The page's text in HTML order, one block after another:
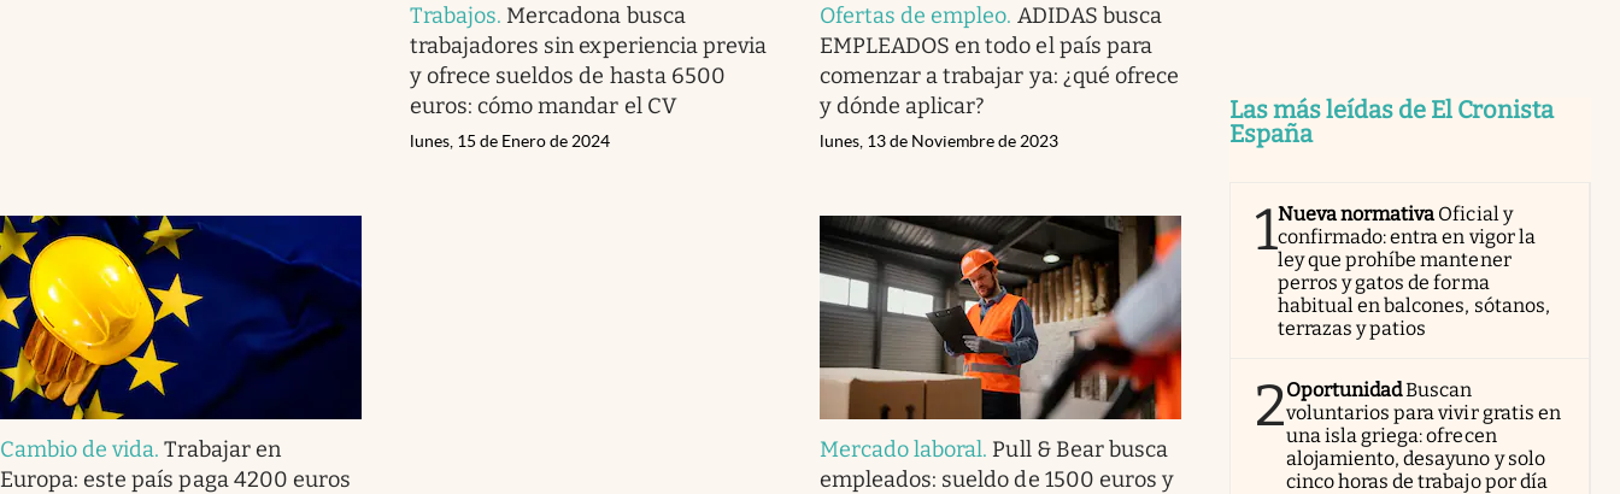
Trabajos. Mercadona busca
trabajadores sin experiencia previa
y ofrece sueldos de hasta 6500
euros: cómo mandar el CV
lunes, 15 de Enero de 2024
Ofertas de empleo. ADIDAS busca
EMPLEADOS en todo el país para
comenzar a trabajar ya: ¿qué ofrece
y dónde aplicar?
lunes, 13 de Noviembre de 2023
Cambio de vida.Trabajar en
Europa: este país paga 4200 euros
Mercado laboral. Pull & Bear busca
empleados: sueldo de 1500 euros y
Las más leídas de El Cronista
España
1Nueva normativa Oficial y
confirmado: entra en vigor la
ley que prohíbe mantener
perros y gatos de forma
habitual en balcones, sótanos,
terrazas y patios
2OportunidadBuscan
voluntarios para vivir gratis en
una isla griega: ofrecen
alojamiento, desayuno y solo
cinco horas de trabajo por día